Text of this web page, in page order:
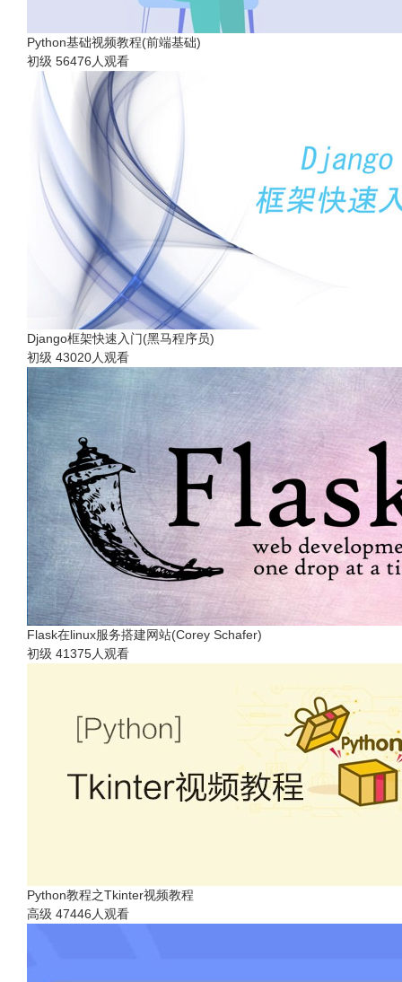
Python基础视频教程(前端基础)
初级 56476人观看
Django框架快速入门(黑马程序员)
初级 43020人观看
Flask在linux服务搭建网站(Corey Schafer)
初级 41375人观看
Python教程之Tkinter视频教程
高级 47446人观看